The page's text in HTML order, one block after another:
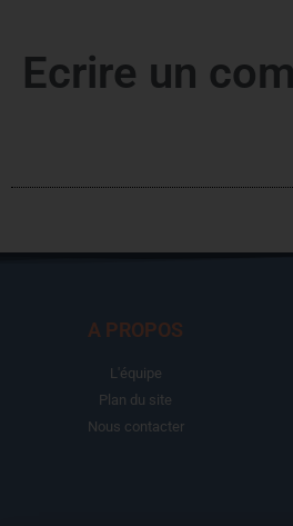
Ecrire un
A PROPOS
L'équipe
Plan du site
Nous contacter